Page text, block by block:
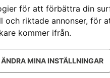
för att förbättra din
riktade annonser, för
kommer ifrån.
ÄNDRA MINA INSTÄLLNINGAR
Artikelnummer:
970702013
Kategorier:
Varumärken :Husqvarna
7 990kr